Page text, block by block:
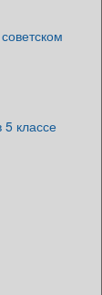
5 классе